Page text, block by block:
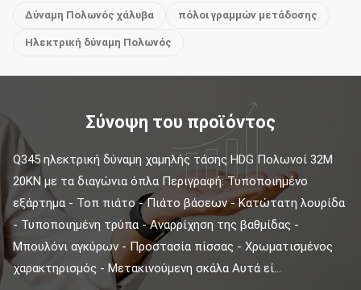
Δύναμη Πολωνός χάλυβα πόλοι γραμμών μετάδοσης
Ηλεκτρική δύναμη Πολωνός
Σύνοψη του προϊόντος
Q345 ηλεκτρική δύναμη χαμηλής τάσης HDG Πολωνοί 32M
20KN με τα διαγώνια όπλα Περιγραφή: Τυποποιημένο
εξάρτημα - Τοπ πιάτο - Πιάτο βάσεων - Κατώτατη λουρίδα
- Τυποποιημένη τρύπα - Αναρρίχηση της βαθμίδας -
Μπουλόνι αγκύρων - Προστασία πίσσας - Χρωματισμένος
χαρακτηρισμός - Μετακινούμενη σκάλα Αυτά εί...